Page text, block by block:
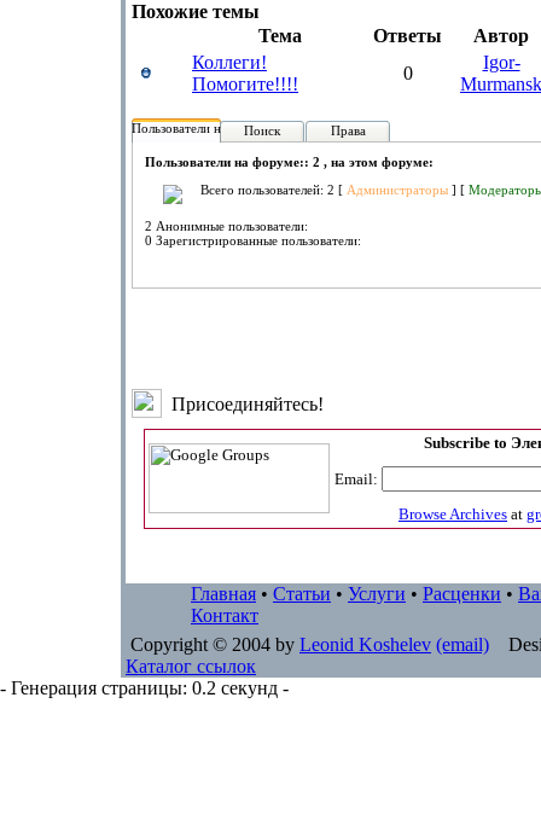
Похожие темы
Тема
Ответы
Автор
Коллеги!
Помогите!!!!
0
Igor-
Murmansk
Пользователи на форуме:
Поиск Права
Пользователи на форуме:: 2 , на этом форуме:
Всего пользователей: 2 [ Администраторы ] [
2 Анонимные пользователи:
0 Зарегистрированные пользователи:
Присоединяйтесь!
Subscribe to
Email:
Browse Archives at
Главная • Статьи • Услуги • Расценки •
Контакт
Copyright © 2004 by Leonid Koshelev (email)
Каталог ссылок
- Генерация страницы: 0.2 секунд -